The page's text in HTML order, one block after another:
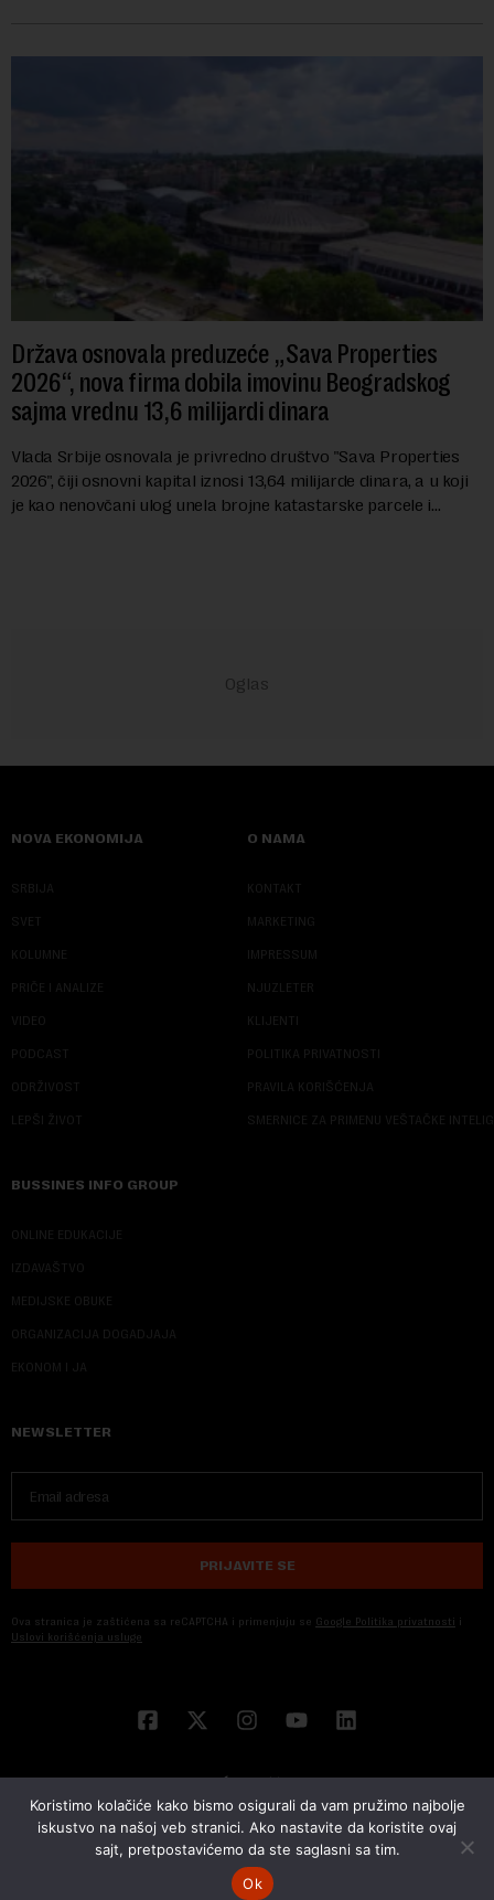
Država osnovala preduzeće „Sava Properties
2026“, nova firma dobila imovinu Beogradskog
sajma vrednu 13,6 milijardi dinara
Vlada Srbije osnovala je privredno društvo "Sava Properties
2026", čiji osnovni kapital iznosi 13,64 milijarde dinara, a u koji
je kao nenovčani ulog unela brojne katastarske parcele i
NOVA EKONOMIJA
SRBIJA
SVET
KOLUMNE
PRIČE I ANALIZE
VIDEO
PODCAST
ODRŽIVOST
LEPŠI ŽIVOT
O NAMA
KONTAKT
MARKETING
IMPRESSUM
NJUZLETER
KLIJENTI
POLITIKA PRIVATNOSTI
PRAVILA KORIŠĆENJA
SMERNICE ZA PRIMENU VEŠTAČKE
BUSSINES INFO GROUP
ONLINE EDUKACIJE
IZDAVAŠTVO
MEDIJSKE OBUKE
ORGANIZACIJA DOGADJAJA
EKONOM I JA
NEWSLETTER
PRIJAVITE SE
Ova stranica je zaštićena sa reCAPTCHA i primenjuju se Google Politika privatnosti i
Uslovi korišćenja usluge
© 2026 NOVA EKONOMIJA | SVA PRAVA ZADŽANA | DEVELOPED BY
Koristimo kolačiće kako bismo osigurali da vam pružimo najbolje
iskustvo na našoj veb stranici. Ako nastavite da koristite ovaj
sajt, pretpostavićemo da ste saglasni sa tim.
Ok